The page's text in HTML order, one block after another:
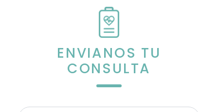
ENVIANOS TU
CONSULTA